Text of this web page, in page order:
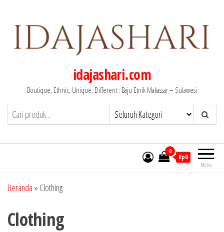
idajashari.com
Boutique, Ethnic, Unique, Different : Baju Etnik Makassar – Sulawesi
Menu
0
Rp0
Beranda » Clothing
Clothing